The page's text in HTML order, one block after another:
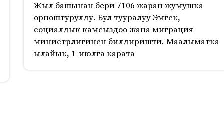
Жыл башынан бери 7106 жаран жумушка
орноштурулду. Бул тууралуу Эмгек,
социалдык камсыздоо жана миграция
министрлигинен билдиришти. Маалыматка
ылайык, 1-июлга карата